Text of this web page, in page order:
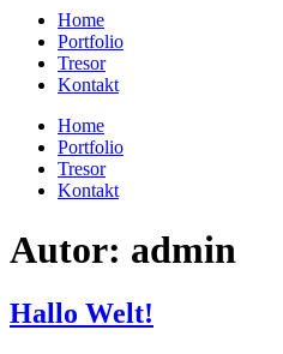
Home
Portfolio
Tresor
Kontakt
Home
Portfolio
Tresor
Kontakt
Autor: admin
Hallo Welt!